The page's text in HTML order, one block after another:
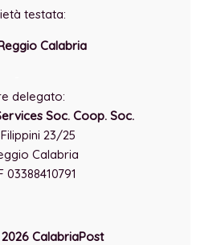
testata:
Calabria
delegato:
Soc. Coop. Soc.
23/25
Calabria
03388410791
CalabriaPost